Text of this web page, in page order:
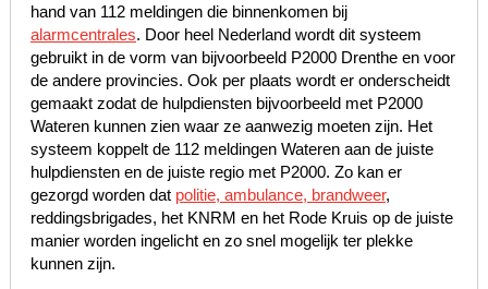
hand van 112 meldingen die binnenkomen bij
alarmcentrales. Door heel Nederland wordt dit systeem
gebruikt in de vorm van bijvoorbeeld P2000 Drenthe en voor
de andere provincies. Ook per plaats wordt er onderscheidt
gemaakt zodat de hulpdiensten bijvoorbeeld met P2000
Wateren kunnen zien waar ze aanwezig moeten zijn. Het
systeem koppelt de 112 meldingen Wateren aan de juiste
hulpdiensten en de juiste regio met P2000. Zo kan er
gezorgd worden dat politie, ambulance, brandweer,
reddingsbrigades, het KNRM en het Rode Kruis op de juiste
manier worden ingelicht en zo snel mogelijk ter plekke
kunnen zijn.